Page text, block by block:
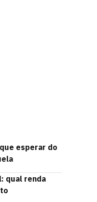
esperar do
qual renda